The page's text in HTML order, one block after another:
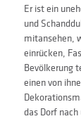
Er ist ein
und
mitansehen,
einrücken,
Bevölkerung
einen von
das Dorf